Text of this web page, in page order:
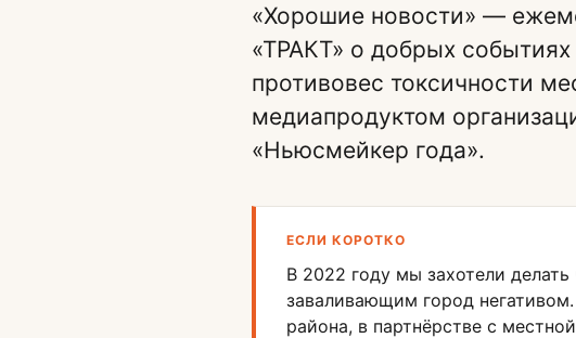
«Хорошие новости» —
«ТРАКТ» о добрых
противовес токсичности
медиапродуктом
«Ньюсмейкер года».
ЕСЛИ КОРОТКО
В 2022 году мы захотели
заваливающим город
района, в партнёрстве с